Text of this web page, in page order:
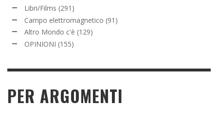
Libri/Films (291)
Campo elettromagnetico (91)
Altro Mondo c'è (129)
OPINIONI (155)
PER ARGOMENTI